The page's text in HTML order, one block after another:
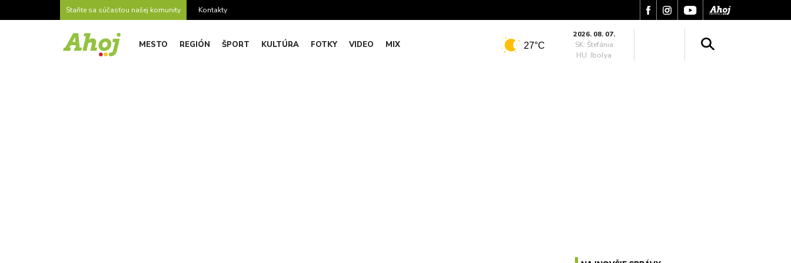
Staňte sa súčasťou našej komunity Kontakty
MESTO REGIÓN ŠPORT KULTÚRA FOTKY VIDEO MIX 27°C
2026. 08. 07.
SK: Štefánia
HU: Ibolya